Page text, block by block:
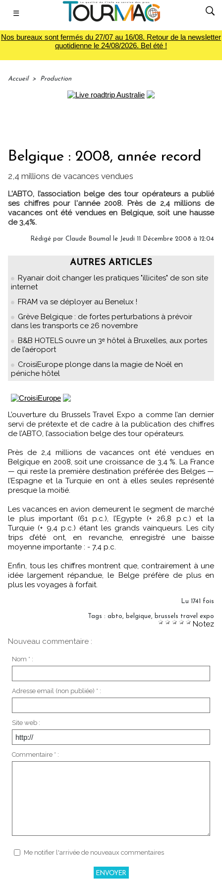
☰
Nos bureaux sont fermés du 27/07 au 16/08. Retour de la newsletter
quotidienne le 24/08/2026. Bel été !
Accueil > Production
Belgique : 2008, année record
2,4 millions de vacances vendues
L'ABTO, l’association belge des tour opérateurs a publié
ses chiffres pour l'année 2008. Près de 2,4 millions de
vacances ont été vendues en Belgique, soit une hausse
de 3,4%.
Rédigé par Claude Boumal le Jeudi 11 Décembre 2008 à 12:04
AUTRES ARTICLES
Ryanair doit changer les pratiques "illicites" de son site
internet
FRAM va se déployer au Benelux !
Grève Belgique : de fortes perturbations à prévoir
dans les transports ce 26 novembre
B&B HOTELS ouvre un 3ᵉ hôtel à Bruxelles, aux portes
de l’aéroport
CroisiEurope plonge dans la magie de Noël en
péniche hôtel
L’ouverture du Brussels Travel Expo a comme l’an dernier
servi de prétexte et de cadre à la publication des chiffres
de l’ABTO, l’association belge des tour opérateurs.
Près de 2,4 millions de vacances ont été vendues en
Belgique en 2008, soit une croissance de 3,4 %. La France
— qui reste la première destination préférée des Belges —
l’Espagne et la Turquie en ont à elles seules représenté
presque la moitié.
Les vacances en avion demeurent le segment de marché
le plus important (61 p.c.), l’Egypte (+ 26,8 p.c.) et la
Turquie (+ 9,4 p.c.) étant les grands vainqueurs. Les city
trips d’été ont, en revanche, enregistré une baisse
moyenne importante : - 7,4 p.c.
Enfin, tous les chiffres montrent que, contrairement à une
idée largement répandue, le Belge préfère de plus en
plus les voyages à forfait.
Lu 1741 fois
Tags : abto, belgique, brussels travel expo
Notez
Nouveau commentaire :
Nom * :
Adresse email (non publiée) * :
Site web :
Commentaire * :
Me notifier l'arrivée de nouveaux commentaires